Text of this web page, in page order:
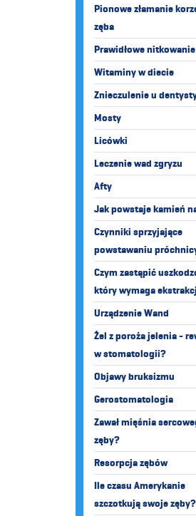
Pionowe złamanie
zęba
Prawidłowe
Witaminy w diecie
Znieczulenie u
Mosty
Licówki
Leczenie wad zgryzu
Afty
Jak powstaje kamień
Czynniki sprzyjające
powstawaniu
Czym zastąpić
który wymaga
Urządzenie Wand
Żel z poroża jelenia -
w stomatologii?
Objawy bruksizmu
Gerostomatologia
Zawał mięśnia
zęby?
Resorpcja zębów
Ile czasu Amerykanie
szczotkują swoje zęby?